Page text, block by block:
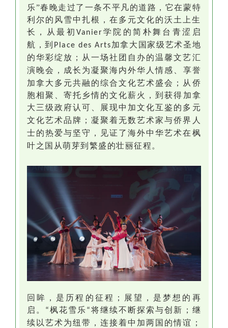
乐”春晚走过了一条不平凡的道路 ， 它在蒙特
利尔的风雪中扎根，在多元文化的沃土上生
长，从最初 Vanier学院的简朴舞台青涩启
航，到 Place des Arts加拿大国家级艺术圣地
的华彩绽放；从一场社团自办的温馨文艺汇
演晚会 ， 成长为凝聚海内外华人情感、 享誉
加拿大多元共融的综合文化艺术盛会 ；
从侨
胞相聚
、寄托乡情的文化薪火，到获得 加拿
大 三级政府认可 展现中加文化互鉴的 多元
文化艺术品牌 ； 凝聚着无数艺术家与侨界人
士的热爱与坚守 ， 见证了海外中华艺术在枫
叶之国 从萌芽到繁盛的壮丽征程。
回 眸 ，是历程的 征程
；展望，是梦想的再
启。 “枫花雪乐“将继续不断探索与创新 ； 继
续 以艺术为纽带，连接着中加两国的情谊；